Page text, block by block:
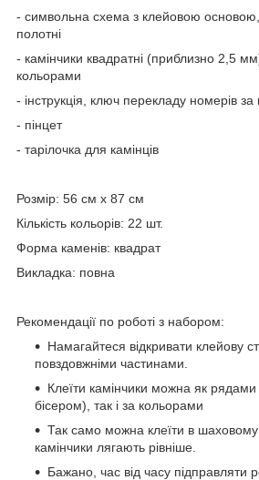
- символьна схема з клейовою
полотні
- камінчики квадратні (приблизно 2,5
кольорами
- інструкція, ключ перекладу номерів
- пінцет
- тарілочка для камінців
Розмір: 56 см х 87 см
Кількість кольорів: 22 шт.
Форма каменів: квадрат
Викладка: повна
Рекомендації по роботі з набором:
Намагайтеся відкривати клейову
повздовжніми частинами.
Клеїти камінчики можна як
бісером), так і за кольорами
Так само можна клеїти в шаховому
камінчики лягають рівніше.
Бажано, час від часу підправляти